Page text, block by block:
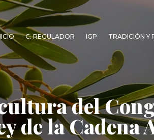
C. REGULADOR IGP TRADICIÓN Y
del
de la